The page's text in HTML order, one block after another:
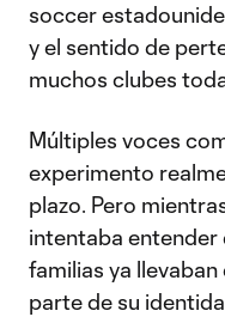
soccer
y el sentido de
muchos clubes
Múltiples voces
experimento
plazo. Pero
intentaba entender
familias ya
parte de su